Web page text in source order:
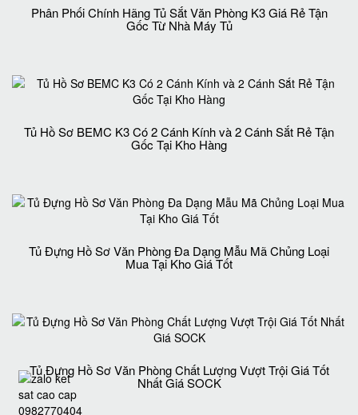
Phân Phối Chính Hãng Tủ Sắt Văn Phòng K3 Giá Rẻ Tận
Gốc Từ Nhà Máy Tủ
Tủ Hồ Sơ BEMC K3 Có 2 Cánh Kính và 2 Cánh Sắt Rẻ Tận
Gốc Tại Kho Hàng
Tủ Đựng Hồ Sơ Văn Phòng Đa Dạng Mẫu Mã Chủng Loại
Mua Tại Kho Giá Tốt
Tủ Đựng Hồ Sơ Văn Phòng Chất Lượng Vượt Trội Giá Tốt
Nhất Giá SOCK